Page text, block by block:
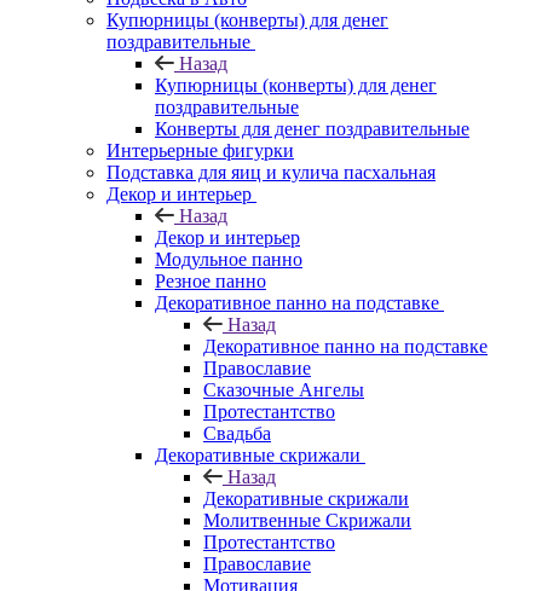
Купюрницы (конверты) для денег
поздравительные
Назад
Купюрницы (конверты) для денег
поздравительные
Конверты для денег поздравительные
Интерьерные фигурки
Подставка для яиц и кулича пасхальная
Декор и интерьер
Назад
Декор и интерьер
Модульное панно
Резное панно
Декоративное панно на подставке
Назад
Декоративное панно на подставке
Православие
Сказочные Ангелы
Протестантство
Свадьба
Декоративные скрижали
Назад
Декоративные скрижали
Молитвенные Скрижали
Протестантство
Православие
Мотивация